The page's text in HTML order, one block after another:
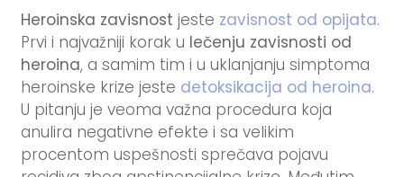
Heroinska zavisnost jeste zavisnost od opijata.
Prvi i najvažniji korak u lečenju zavisnosti od
heroina, a samim tim i u uklanjanju simptoma
heroinske krize jeste detoksikacija od heroina.
U pitanju je veoma važna procedura koja
anulira negativne efekte i sa velikim
procentom uspešnosti sprečava pojavu